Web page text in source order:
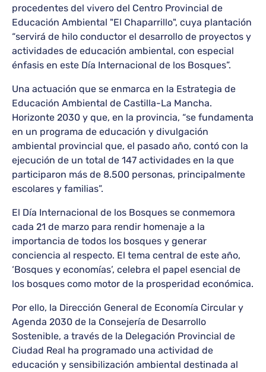
procedentes del vivero del Centro Provincial de
Educación Ambiental "El Chaparrillo", cuya plantación
“servirá de hilo conductor el desarrollo de proyectos y
actividades de educación ambiental, con especial
énfasis en este Día Internacional de los Bosques”.
Una actuación que se enmarca en la Estrategia de
Educación Ambiental de Castilla-La Mancha.
Horizonte 2030 y que, en la provincia, “se fundamenta
en un programa de educación y divulgación
ambiental provincial que, el pasado año, contó con la
ejecución de un total de 147 actividades en la que
participaron más de 8.500 personas, principalmente
escolares y familias”.
El Día Internacional de los Bosques se conmemora
cada 21 de marzo para rendir homenaje a la
importancia de todos los bosques y generar
conciencia al respecto. El tema central de este año,
‘Bosques y economías’, celebra el papel esencial de
los bosques como motor de la prosperidad económica.
Por ello, la Dirección General de Economía Circular y
Agenda 2030 de la Consejería de Desarrollo
Sostenible, a través de la Delegación Provincial de
Ciudad Real ha programado una actividad de
educación y sensibilización ambiental destinada al